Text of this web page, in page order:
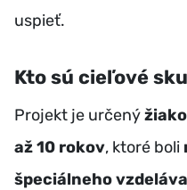
uspieť.
Kto sú cieľové
Projekt je určený
až 10 rokov, ktoré boli
špeciálneho